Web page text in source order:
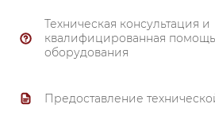
Техническая консультация и
квалифицированная
оборудования
Предоставление